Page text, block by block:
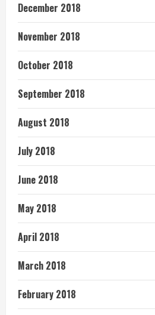
December 2018
November 2018
October 2018
September 2018
August 2018
July 2018
June 2018
May 2018
April 2018
March 2018
February 2018